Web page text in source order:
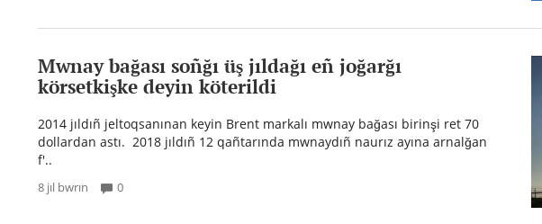
Mwnay bağası soñğı üş jıldağı eñ joğarğı
körsetkişke deyin köterildi
2014 jıldıñ jeltoqsanınan keyin Brent markalı mwnay bağası birinşi ret 70
dollardan astı. 2018 jıldıñ 12 qañtarında mwnaydıñ naurız ayına arnalğan
f'..
8 jıl bwrın 0